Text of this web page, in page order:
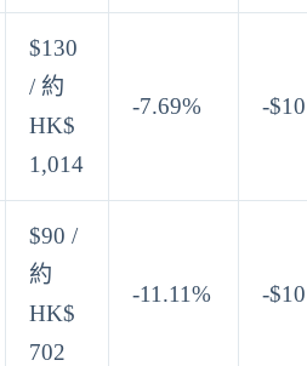
$130
/ 約
HK$
1,014
-7.69% -$10
$90 /
約
HK$
702
-11.11% -$10